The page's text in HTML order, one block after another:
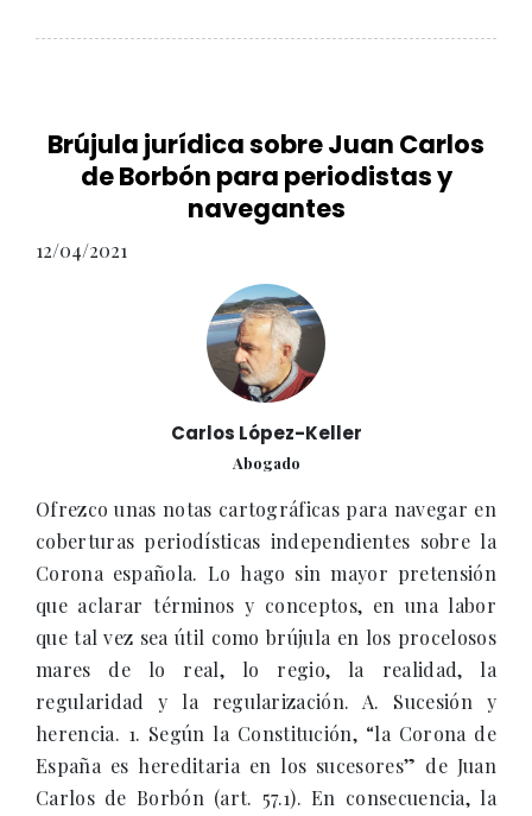
Brújula jurídica sobre Juan Carlos
de Borbón para periodistas y
navegantes
12/04/2021
Carlos López-Keller
Abogado
Ofrezco unas notas cartográficas para navegar en
coberturas periodísticas independientes sobre la
Corona española. Lo hago sin mayor pretensión
que aclarar términos y conceptos, en una labor
que tal vez sea útil como brújula en los procelosos
mares de lo real, lo regio, la realidad, la
regularidad y la regularización. A. Sucesión y
herencia. 1. Según la Constitución, “la Corona de
España es hereditaria en los sucesores” de Juan
Carlos de Borbón (art. 57.1). En consecuencia, la